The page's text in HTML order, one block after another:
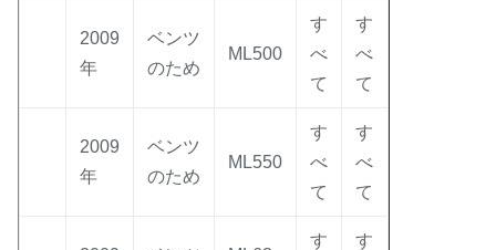
2009
年
ベンツ
のため
ML500
す
べ
て
す
べ
て
2009
年
ベンツ
のため
ML550
す
べ
て
す
べ
て
す
す